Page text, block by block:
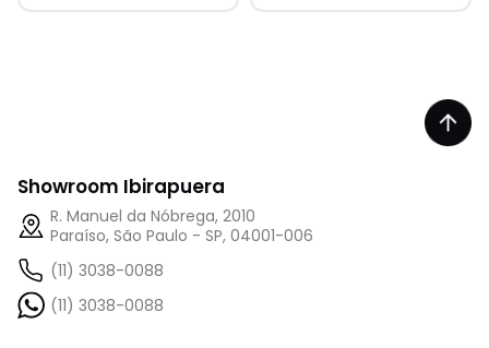
Showroom Ibirapuera
R. Manuel da Nóbrega, 2010
Paraíso, São Paulo - SP, 04001-006
(11) 3038-0088
(11) 3038-0088